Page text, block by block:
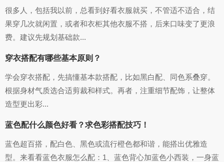
很多人，包括我以前，总看到好看衣服就买，不管适不适合，结
果穿几次就闲置，或者和衣柜其他衣服不搭，后来口味变了更浪
费。建议先规划基础款...
穿衣搭配有哪些基本原则？
学会穿衣搭配，先搞懂基本款搭配，比如黑白配、同色系叠穿。
根据身材气质选合适剪裁和样式。再者，注重细节配饰，让整体
造型更出彩...
蓝色配什么颜色好看？求色彩搭配技巧！
蓝色超百搭，配白色、黑色或流行橙色都和谐，能搭出优雅造
型。来看看蓝色衣服怎么配：1、蓝色背心加蓝色小西装，一身蓝